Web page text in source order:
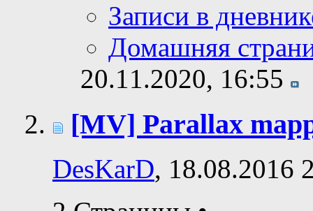
Записи в
Домашняя
20.11.2020, 16:55
[MV] Parallax
DesKarD, 18.08.2016